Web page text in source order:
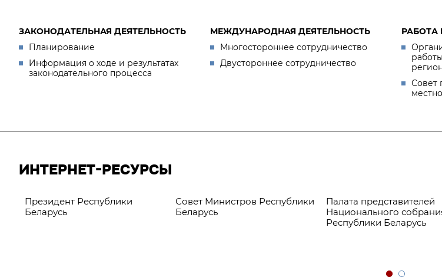
ЗАКОНОДАТЕЛЬНАЯ ДЕЯТЕЛЬНОСТЬ
Планирование
Информация о ходе и результатах
законодательного процесса
МЕЖДУНАРОДНАЯ ДЕЯТЕЛЬНОСТЬ
Многостороннее сотрудничество
Двустороннее сотрудничество
РАБОТА
Совет
ИНТЕРНЕТ-РЕСУРСЫ
Президент Республики
Беларусь
Совет Министров Республики
Беларусь
Палата представителей
Национального
Республики Беларусь